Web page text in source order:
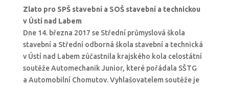
Zlato pro SPŠ stavební a SOŠ stavební a technickou
v Ústí nad Labem
Dne 14. března 2017 se Střední průmyslová škola
stavební a Střední odborná škola stavební a technická
v Ústí nad Labem zúčastnila krajského kola celostátní
soutěže Automechanik Junior, které pořádala SŠTG
a Automobilní Chomutov. Vyhlašovatelem soutěže je